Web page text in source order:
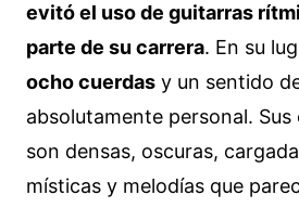
evitó el uso de guitarras
parte de su carrera. En su
ocho cuerdas y un sentido
absolutamente personal.
son densas, oscuras,
místicas y melodías que